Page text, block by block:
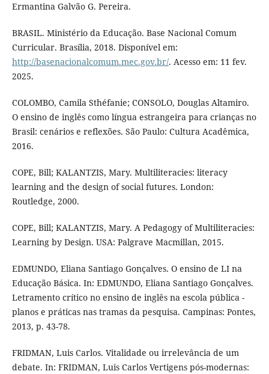
Ermantina Galvão G. Pereira.
BRASIL. Ministério da Educação. Base Nacional Comum
Curricular. Brasília, 2018. Disponível em:
http://basenacionalcomum.mec.gov.br/. Acesso em: 11 fev.
2025.
COLOMBO, Camila Sthéfanie; CONSOLO, Douglas Altamiro.
O ensino de inglês como língua estrangeira para crianças no
Brasil: cenários e reflexões. São Paulo: Cultura Acadêmica,
2016.
COPE, Bill; KALANTZIS, Mary. Multiliteracies: literacy
learning and the design of social futures. London:
Routledge, 2000.
COPE, Bill; KALANTZIS, Mary. A Pedagogy of Multiliteracies:
Learning by Design. USA: Palgrave Macmillan, 2015.
EDMUNDO, Eliana Santiago Gonçalves. O ensino de LI na
Educação Básica. In: EDMUNDO, Eliana Santiago Gonçalves.
Letramento crítico no ensino de inglês na escola pública -
planos e práticas nas tramas da pesquisa. Campinas: Pontes,
2013, p. 43-78.
FRIDMAN, Luis Carlos. Vitalidade ou irrelevância de um
debate. In: FRIDMAN, Luis Carlos Vertigens pós-modernas: